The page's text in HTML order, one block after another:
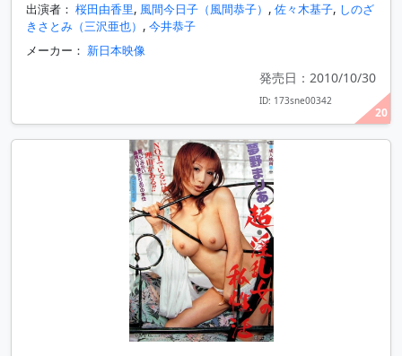
20
出演者： 桜田由香里, 風間今日子（風間恭子） , 佐々木基子, しのざ
きさとみ（三沢亜也） , 今井恭子
メーカー： 新日本映像
発売日：2010/10/30
ID: 173sne00342